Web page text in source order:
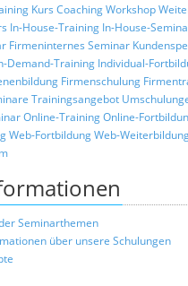
Kurs CoachingWorkshop
In-House-Training In-House-
Firmeninternes Seminar
Demand-Training Individual-
Firmenschulung
Trainingsangebot
Online-TrainingOnline-
Web-FortbildungWeb-
Seminarthemen
über unsere Schulungen